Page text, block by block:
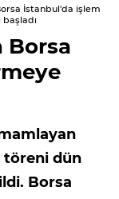
İstanbul'da işlem
Borsa
töreni dün
Borsa